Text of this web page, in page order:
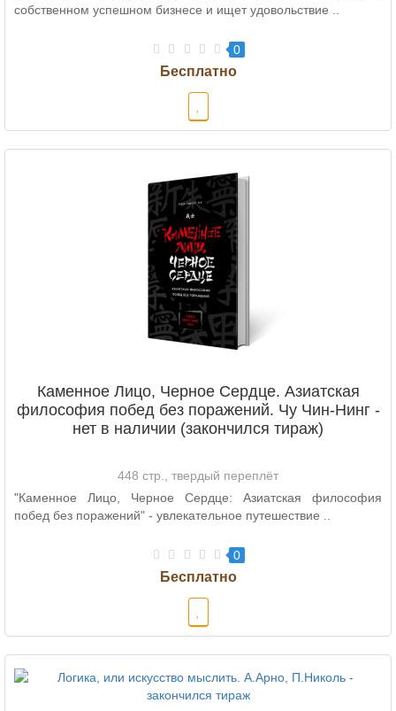
собственном успешном бизнесе и ищет удовольствие ..
0
Каменное Лицо, Черное Сердце. Азиатская
философия побед без поражений. Чу Чин-Нинг -
нет в наличии (закончился тираж)
448 стр., твердый переплёт
"Каменное Лицо, Черное Сердце: Азиатская философия
побед без поражений" - увлекательное путешествие ..
0